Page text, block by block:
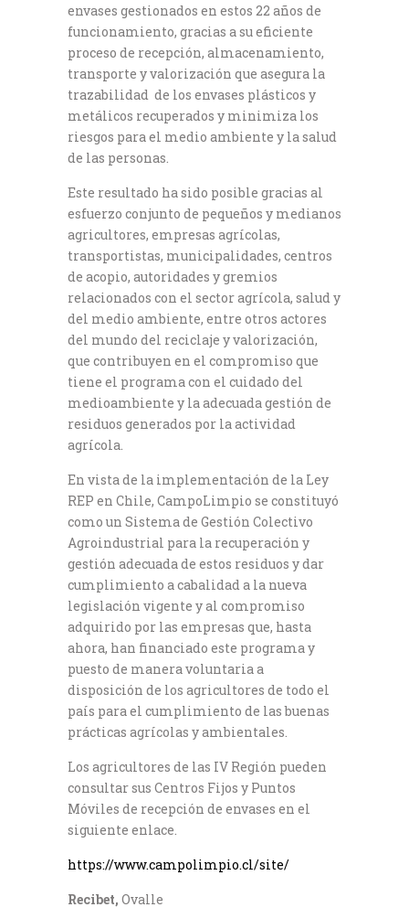
envases gestionados en estos 22 años de
funcionamiento, gracias a su eficiente
proceso de recepción, almacenamiento,
transporte y valorización que asegura la
trazabilidad de los envases plásticos y
metálicos recuperados y minimiza los
riesgos para el medio ambiente y la salud
de las personas.
Este resultado ha sido posible gracias al
esfuerzo conjunto de pequeños y medianos
agricultores, empresas agrícolas,
transportistas, municipalidades, centros
de acopio, autoridades y gremios
relacionados con el sector agrícola, salud y
del medio ambiente, entre otros actores
del mundo del reciclaje y valorización,
que contribuyen en el compromiso que
tiene el programa con el cuidado del
medioambiente y la adecuada gestión de
residuos generados por la actividad
agrícola.
En vista de la implementación de la Ley
REP en Chile, CampoLimpio se constituyó
como un Sistema de Gestión Colectivo
Agroindustrial para la recuperación y
gestión adecuada de estos residuos y dar
cumplimiento a cabalidad a la nueva
legislación vigente y al compromiso
adquirido por las empresas que, hasta
ahora, han financiado este programa y
puesto de manera voluntaria a
disposición de los agricultores de todo el
país para el cumplimiento de las buenas
prácticas agrícolas y ambientales.
Los agricultores de las IV Región pueden
consultar sus Centros Fijos y Puntos
Móviles de recepción de envases en el
siguiente enlace.
https://www.campolimpio.cl/site/
Recibet, Ovalle